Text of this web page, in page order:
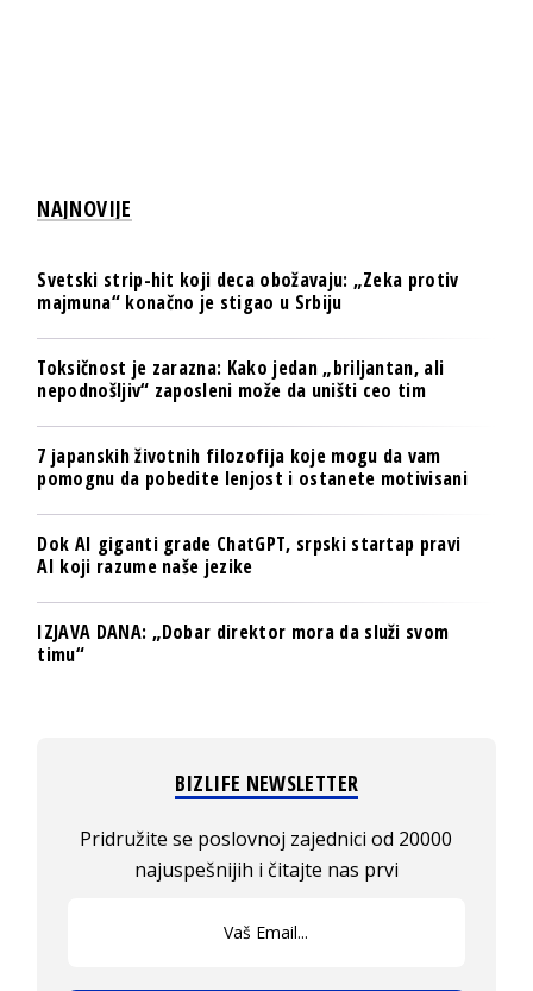
NAJNOVIJE
Svetski strip-hit koji deca obožavaju: „Zeka protiv
majmuna“ konačno je stigao u Srbiju
Toksičnost je zarazna: Kako jedan „briljantan, ali
nepodnošljiv“ zaposleni može da uništi ceo tim
7 japanskih životnih filozofija koje mogu da vam
pomognu da pobedite lenjost i ostanete motivisani
Dok AI giganti grade ChatGPT, srpski startap pravi
AI koji razume naše jezike
IZJAVA DANA: „Dobar direktor mora da služi svom
timu“
BIZLIFE NEWSLETTER
Pridružite se poslovnoj zajednici od 20000
najuspešnijih i čitajte nas prvi